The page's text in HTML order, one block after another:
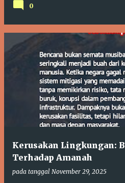
0
Kerusakan Lingkungan:
Terhadap Amanah
pada tanggal November 29, 2025